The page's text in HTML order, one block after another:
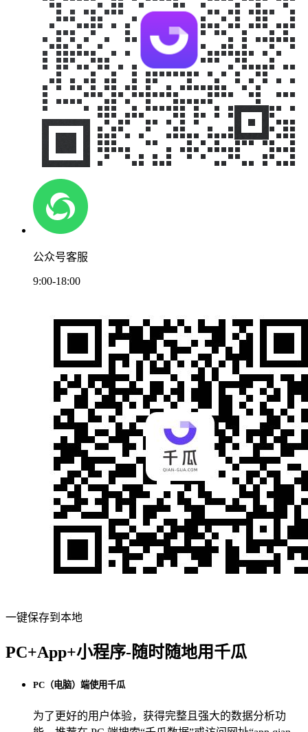
公众号客服
9:00-18:00
一键保存到本地
PC+App+小程序-随时随地用千瓜
PC（电脑）端使用千瓜
为了更好的用户体验，获得完整且强大的数据分析功